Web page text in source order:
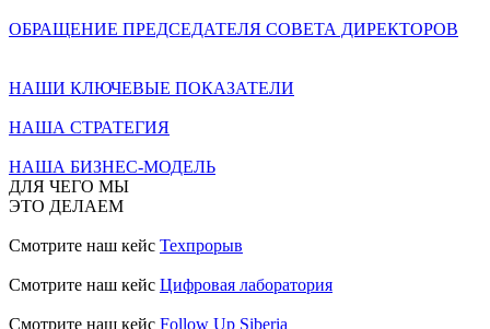
ОБРАЩЕНИЕ ПРЕДСЕДАТЕЛЯ СОВЕТА ДИРЕКТОРОВ
НАШИ КЛЮЧЕВЫЕ ПОКАЗАТЕЛИ
НАША СТРАТЕГИЯ
НАША БИЗНЕС-МОДЕЛЬ
ДЛЯ ЧЕГО МЫ
ЭТО ДЕЛАЕМ
Смотрите наш кейс Техпрорыв
Смотрите наш кейс Цифровая лаборатория
Смотрите наш кейс Follow Up Siberia